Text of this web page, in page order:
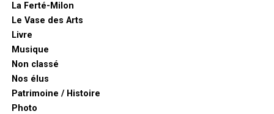
La Ferté-Milon
Le Vase des Arts
Livre
Musique
Non classé
Nos élus
Patrimoine / Histoire
Photo